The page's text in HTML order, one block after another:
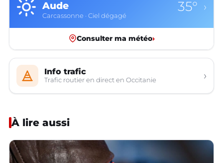
Aude
Carcassonne · Ciel dégagé
35° ›
Consulter ma météo›
Info trafic
Trafic routier en direct en Occitanie ›
À lire aussi